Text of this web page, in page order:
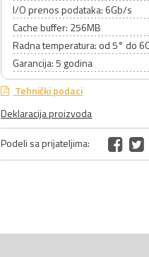
I/O prenos podataka: 6Gb/s
Cache buffer: 256MB
Radna temperatura: od 5° do
Garancija: 5 godina
Tehnički podaci
Deklaracija proizvoda
Podeli sa prijateljima: